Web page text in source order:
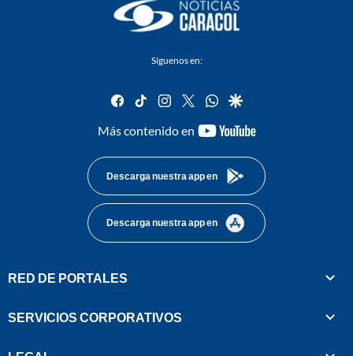
Síguenos en:
facebook
tiktok instagram
twitterwhatsapp
google
Más contenido en
youtube-
Descarga nuestra app en
Descarga nuestra app en
RED DE PORTALES
SERVICIOS CORPORATIVOS